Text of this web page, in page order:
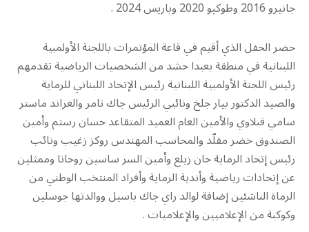
جانيرو 2016 وطوكيو 2020 وباريس 2024 .
حضر الحفل الذي أقيم في قاعة المؤتمرات باللجنة الأولمبية
اللبنانية في منطقة بعبدا حشد من الشخصيات الرياضية تقدمهم
رئيس اللجنة الأولمبية اللبنانية رئيس الإتحاد اللبناني للرماية
والصيد الدكتور بيار جلخ ونائبي الرئيس جاك تامر والغراند ماستر
سامي قبلاوي والأمين العام العميد المتقاعد حسان رستم وأمين
الصندوق خضر مقلّد والمحاسب المهندس روكز زغيب ونائب
رئيس إتحاد الرماية جان زيلع وأمين السر ساسين روحانا وممثلين
عن إتحادات رياضية وأندية الرماية وأفراد المنتخب الوطني من
الرماة الناشئين إضافة لوالد راي جاك باسيل ووالدتها جوسلين
وكوكبة من الإعلاميين والإعلاميات .